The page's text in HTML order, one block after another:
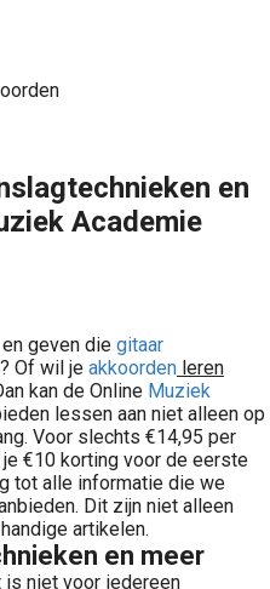
en
Academie
geven die gitaar
Of wil je akkoorden leren
kan de Online Muziek
lessen aan niet alleen op
Voor slechts €14,95 per
€10 korting voor de eerste
tot alle informatie die we
Dit zijn niet alleen
artikelen.
en meer
is niet voor iedereen